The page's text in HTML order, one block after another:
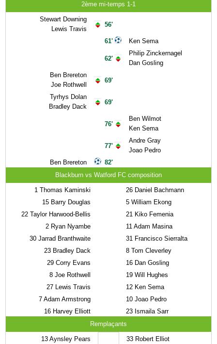
2ème mi-temps 1-1
Stewart Downing
Lewis Travis
Ben Brereton
Joe Rothwell
Tyrhys Dolan
Bradley Dack
Ben Brereton
56'
61'
62'
69'
69'
76'
77'
82'
Ken Sema
Philip Zinckernagel
Dan Gosling
Ben Wilmot
Ken Sema
Andre Gray
Joao Pedro
Blackburn vs Watford FC composition
1 Thomas Kaminski
15 Barry Douglas
22 Taylor Harwood-Bellis
2 Ryan Nyambe
30 Jarrad Branthwaite
23 Bradley Dack
29 Corry Evans
8 Joe Rothwell
27 Lewis Travis
7 Adam Armstrong
16 Harvey Elliott
26 Daniel Bachmann
5 William Ekong
21 Kiko Femenia
11 Adam Masina
31 Francisco Sierralta
8 Tom Cleverley
16 Dan Gosling
19 Will Hughes
12 Ken Sema
10 Joao Pedro
23 Ismaila Sarr
Remplaçants
13 Aynsley Pears
33 Robert Elliot